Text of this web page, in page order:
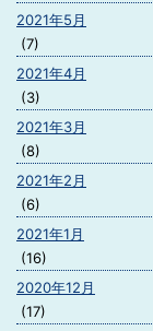
2021年5月
(7)
2021年4月
(3)
2021年3月
(8)
2021年2月
(6)
2021年1月
(16)
2020年12月
(17)